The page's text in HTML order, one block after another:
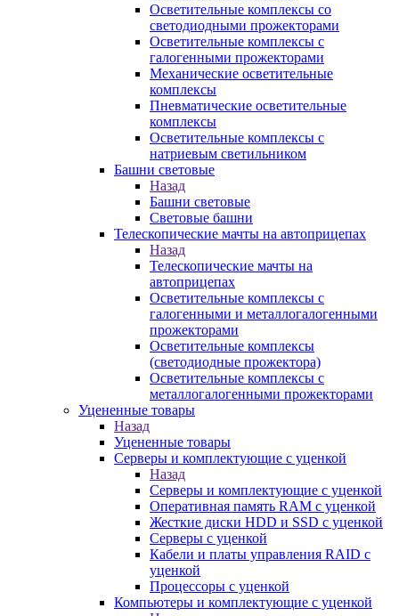
Осветительные комплексы со
светодиодными прожекторами
Осветительные комплексы с
галогенными прожекторами
Механические осветительные
комплексы
Пневматические осветительные
комплексы
Осветительные комплексы с
натриевым светильником
Башни световые
Назад
Башни световые
Световые башни
Телескопические мачты на автоприцепах
Назад
Телескопические мачты на
автоприцепах
Осветительные комплексы с
галогенными и металлогалогенными
прожекторами
Осветительные комплексы
(светодиодные прожектора)
Осветительные комплексы с
металлогалогенными прожекторами
Уцененные товары
Назад
Уцененные товары
Серверы и комплектующие с уценкой
Назад
Серверы и комплектующие с уценкой
Оперативная память RAM с уценкой
Жесткие диски HDD и SSD с уценкой
Серверы с уценкой
Кабели и платы управления RAID с
уценкой
Процессоры с уценкой
Компьютеры и комплектующие с уценкой